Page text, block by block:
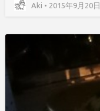
Aki • 2015年9月20日